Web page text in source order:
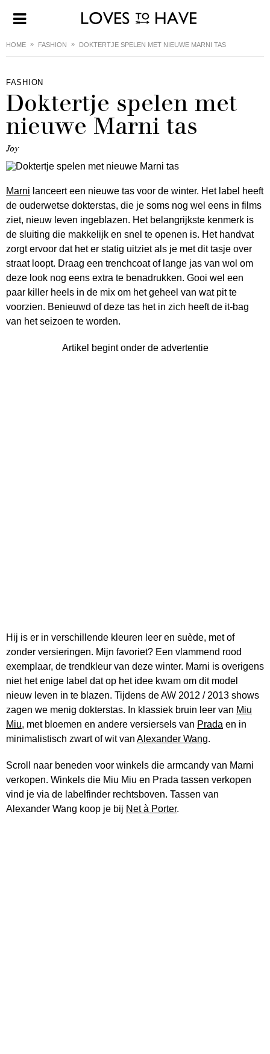
HOME FASHION DOKTERTJE SPELEN MET NIEUWE MARNI TAS
FASHION
Doktertje spelen met
nieuwe Marni tas
Joy
Marni lanceert een nieuwe tas voor de winter. Het label heeft
de ouderwetse dokterstas, die je soms nog wel eens in films
ziet, nieuw leven ingeblazen. Het belangrijkste kenmerk is
de sluiting die makkelijk en snel te openen is. Het handvat
zorgt ervoor dat het er statig uitziet als je met dit tasje over
straat loopt. Draag een trenchcoat of lange jas van wol om
deze look nog eens extra te benadrukken. Gooi wel een
paar killer heels in de mix om het geheel van wat pit te
voorzien. Benieuwd of deze tas het in zich heeft de it-bag
van het seizoen te worden.
Artikel begint onder de advertentie
Hij is er in verschillende kleuren leer en suède, met of
zonder versieringen. Mijn favoriet? Een vlammend rood
exemplaar, de trendkleur van deze winter. Marni is overigens
niet het enige label dat op het idee kwam om dit model
nieuw leven in te blazen. Tijdens de AW 2012 / 2013 shows
zagen we menig dokterstas. In klassiek bruin leer van Miu
Miu, met bloemen en andere versiersels van Prada en in
minimalistisch zwart of wit van Alexander Wang.
Scroll naar beneden voor winkels die armcandy van Marni
verkopen. Winkels die Miu Miu en Prada tassen verkopen
vind je via de labelfinder rechtsboven. Tassen van
Alexander Wang koop je bij Net à Porter.